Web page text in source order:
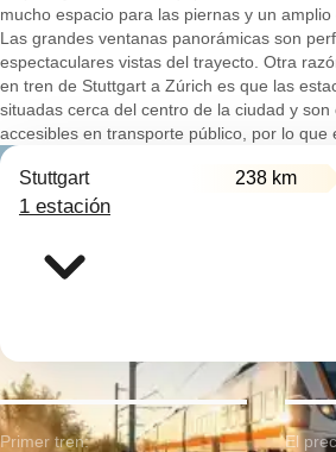
mucho espacio para las piernas y un amplio
Las grandes ventanas panorámicas son
espectaculares vistas del trayecto. Otra
en tren de Stuttgart a Zúrich es que las
situadas cerca del centro de la ciudad y son
accesibles en transporte público, por lo que
Stuttgart 238 km
1 estación
Primer tren: El